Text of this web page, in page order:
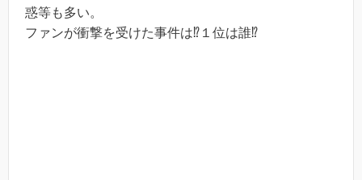
惑等も多い。
ファンが衝撃を受けた事件は⁉︎１位は誰⁉︎